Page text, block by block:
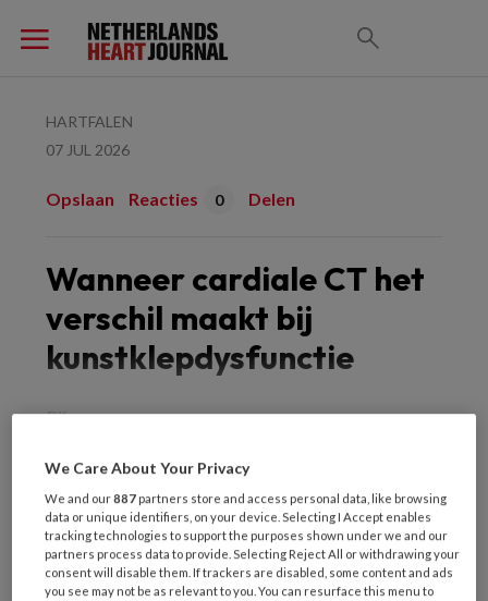
HARTFALEN
07 JUL 2026
Opslaan Reacties 0 Delen
Wanneer cardiale CT het
verschil maakt bij
kunstklepdysfunctie
Bij
PREMIUM
Wilt u dit artikel lezen?
We Care About Your Privacy
We and our887 partners store and access personal data, like browsing
data or unique identifiers, on your device. Selecting I Accept enables
tracking technologies to support the purposes shown under we and our
partners process data to provide. Selecting Reject All or withdrawing your
consent will disable them. If trackers are disabled, some content and ads
you see may not be as relevant to you. You can resurface this menu to